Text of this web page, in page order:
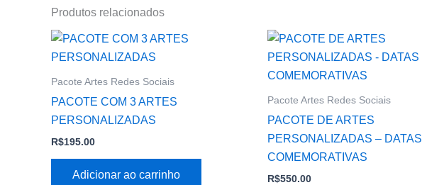
Produtos relacionados
Pacote Artes Redes Sociais
PACOTE COM 3 ARTES
PERSONALIZADAS
R$195.00
Adicionar ao carrinho
Pacote Artes Redes Sociais
PACOTE DE ARTES
PERSONALIZADAS – DATAS
COMEMORATIVAS
R$550.00